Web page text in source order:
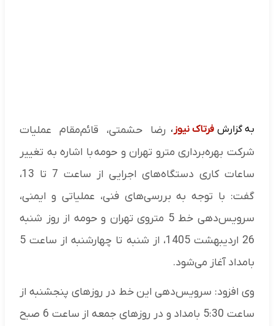
به گزارش فرتاک نیوز ، رضا حشمتی، قائم‌مقام عملیات
شرکت بهره‌برداری مترو تهران و حومه با اشاره به تغییر
ساعات کاری دستگاه‌های اجرایی از ساعت 7 تا 13،
گفت: با توجه به بررسی‌های فنی، عملیاتی و ایمنی،
سرویس‌دهی خط 5 متروی تهران و حومه از روز شنبه
26 اردیبهشت‌ 1405، از شنبه تا چهارشنبه از ساعت 5
بامداد آغاز می‌شود.
وی افزود: سرویس‌دهی این خط در روزهای پنجشنبه از
ساعت 5:30 بامداد و در روزهای جمعه از ساعت 6 صبح